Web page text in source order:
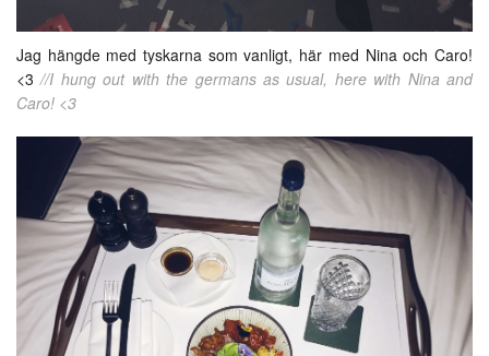
Jag hängde med tyskarna som vanligt, här med Nina och Caro!
<3//I hung out with the germans as usual, here with Nina and
Caro! <3